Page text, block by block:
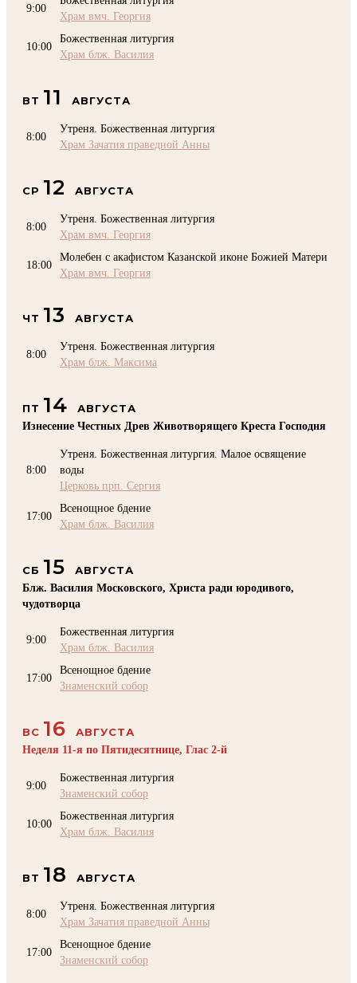
9:00
Храм вмч. Георгия
10:00
Божественная литургия
Храм блж. Василия
ВТ 11 АВГУСТА
8:00
Утреня. Божественная литургия
Храм Зачатия праведной Анны
СР 12 АВГУСТА
8:00
Утреня. Божественная литургия
Храм вмч. Георгия
18:00
Молебен с акафистом Казанской иконе Божией Матери
Храм вмч. Георгия
ЧТ 13 АВГУСТА
8:00
Утреня. Божественная литургия
Храм блж. Максима
ПТ 14
АВГУСТА
Изнесение Честных Древ Животворящего Креста Господня
8:00
Утреня. Божественная литургия. Малое освящение
воды
Церковь прп. Сергия
17:00
Всенощное бдение
Храм блж. Василия
СБ 15
АВГУСТА
Блж. Василия Московского, Христа ради юродивого,
чудотворца
9:00
Божественная литургия
Храм блж. Василия
17:00
Всенощное бдение
Знаменский собор
ВС 16
АВГУСТА
Неделя 11-я по Пятидесятнице, Глас 2-й
9:00
Божественная литургия
Знаменский собор
10:00
Божественная литургия
Храм блж. Василия
ВТ 18 АВГУСТА
8:00
Утреня. Божественная литургия
Храм Зачатия праведной Анны
17:00
Всенощное бдение
Знаменский собор